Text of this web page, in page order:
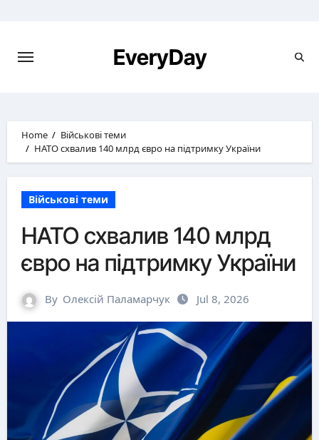
EveryDay
Home
Військові теми
НАТО схвалив 140 млрд євро на підтримку України
Військові теми
НАТО схвалив 140 млрд
євро на підтримку України
By Олексій Паламарчук Jul 8, 2026